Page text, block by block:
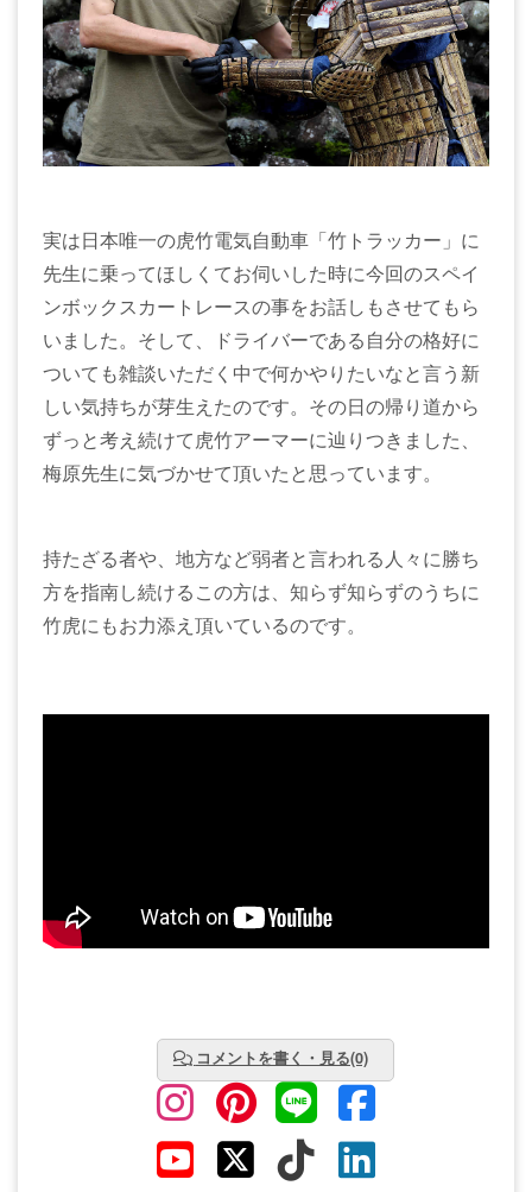
実は日本唯一の虎竹電気自動車「竹トラッカー」に
先生に乗ってほしくてお伺いした時に今回のスペイ
ンボックスカートレースの事をお話しもさせてもら
いました。そして、ドライバーである自分の格好に
ついても雑談いただく中で何かやりたいなと言う新
しい気持ちが芽生えたのです。その日の帰り道から
ずっと考え続けて虎竹アーマーに辿りつきました、
梅原先生に気づかせて頂いたと思っています。
持たざる者や、地方など弱者と言われる人々に勝ち
方を指南し続けるこの方は、知らず知らずのうちに
竹虎にもお力添え頂いているのです。
コメントを書く・見る(0)